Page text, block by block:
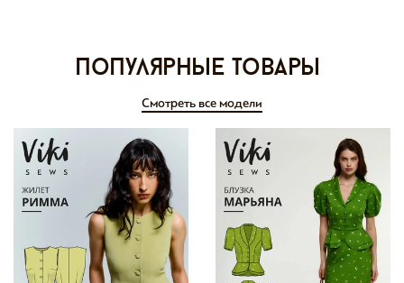
Популярные товары
Смотреть все модели